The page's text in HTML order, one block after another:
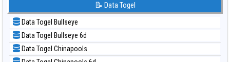
📊 Statistik Sydney Pools 6d
📊 Statistik Taipei
📊 Statistik Taiwan
📝 Pola Dasar Kuda Lari
📝 Pola Dasar Magnum Cambodia
📝 Pola Dasar Nagoya
📝 Pola Dasar North Carolina Day
📝 Data Togel
Data Togel Bullseye
Data Togel Bullseye 6d
Data Togel Chinapools